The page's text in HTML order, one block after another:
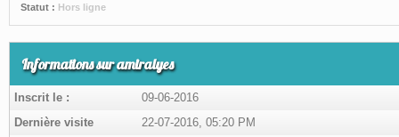
Statut : Hors ligne
Informations sur amiralyes
Inscrit le :
09-06-2016
Dernière visite
22-07-2016, 05:20 PM